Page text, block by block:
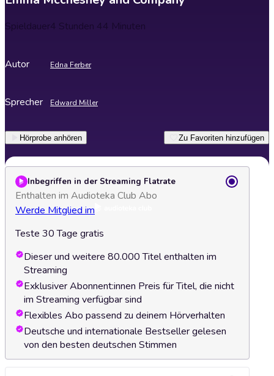
Spieldauer4 Stunden 44 Minuten
Autor Edna Ferber
Sprecher Edward Miller
Hörprobe anhören Zu Favoriten hinzufügen
Inbegriffen in der Streaming Flatrate
Enthalten im Audioteka Club Abo
Werde Mitglied im
Teste 30 Tage gratis
Dieser und weitere 80.000 Titel enthalten im
Streaming
Exklusiver Abonnent:innen Preis für Titel, die nicht
im Streaming verfügbar sind
Flexibles Abo passend zu deinem Hörverhalten
Deutsche und internationale Bestseller gelesen
von den besten deutschen Stimmen